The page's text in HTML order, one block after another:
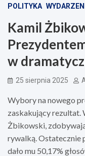
POLITYKA
Kamil
w
25 sierpnia 2025
Wybory na nowego
zaskakujący rezultat.
Żbikowski,
rywalką. Ostatecznie
dało mu 50,17%